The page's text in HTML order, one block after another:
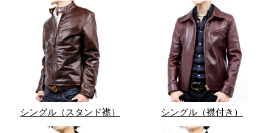
シングル（スタンド襟） シングル（襟付き）